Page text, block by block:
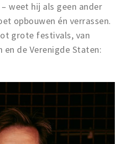
weet hij als geen ander
opbouwen én verrassen.
grote festivals, van
de Verenigde Staten: